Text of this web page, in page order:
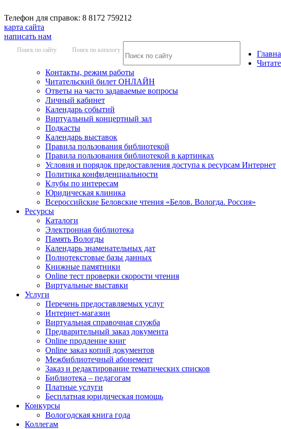
Телефон для справок: 8 8172 759212
карта сайта
написать нам
Поиск по сайту Поиск по каталогу
Контакты, режим работы
Читательский билет ОНЛАЙН
Ответы на часто задаваемые вопросы
Личный кабинет
Календарь событий
Виртуальный концертный зал
Подкасты
Календарь выставок
Правила пользования библиотекой
Правила пользования библиотекой в картинках
Условия и порядок предоставления доступа к ресурсам Интернет
Политика конфиденциальности
Клубы по интересам
Юридическая клиника
Всероссийские Беловские чтения «Белов. Вологда. Россия»
Ресурсы
Каталоги
Электронная библиотека
Память Вологды
Календарь знаменательных дат
Полнотекстовые базы данных
Книжные памятники
Online тест проверки скорости чтения
Виртуальные выставки
Услуги
Перечень предоставляемых услуг
Интернет-магазин
Виртуальная справочная служба
Предварительный заказ документа
Online продление книг
Online заказ копий документов
Межбиблиотечный абонемент
Заказ и редактирование тематических списков
Библиотека – педагогам
Платные услуги
Бесплатная юридическая помощь
Конкурсы
Вологодская книга года
Коллегам